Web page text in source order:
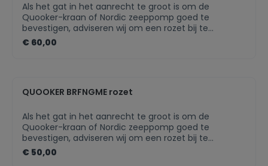
Als het gat in het aanrecht te groot is om de
Quooker-kraan of Nordic zeeppomp goed te
bevestigen, adviseren wij om een rozet bij te
bestellen. Als het keukenblad van te dun materiaal is
gemaakt, zal een rozet voor extra draagvlak zorgen.
€ 60,00
QUOOKER BRFNGME rozet
Als het gat in het aanrecht te groot is om de
Quooker-kraan of Nordic zeeppomp goed te
bevestigen, adviseren wij om een rozet bij te
bestellen. Als het keukenblad van te dun materiaal is
gemaakt, zal een rozet voor extra draagvlak zorgen.
€ 50,00